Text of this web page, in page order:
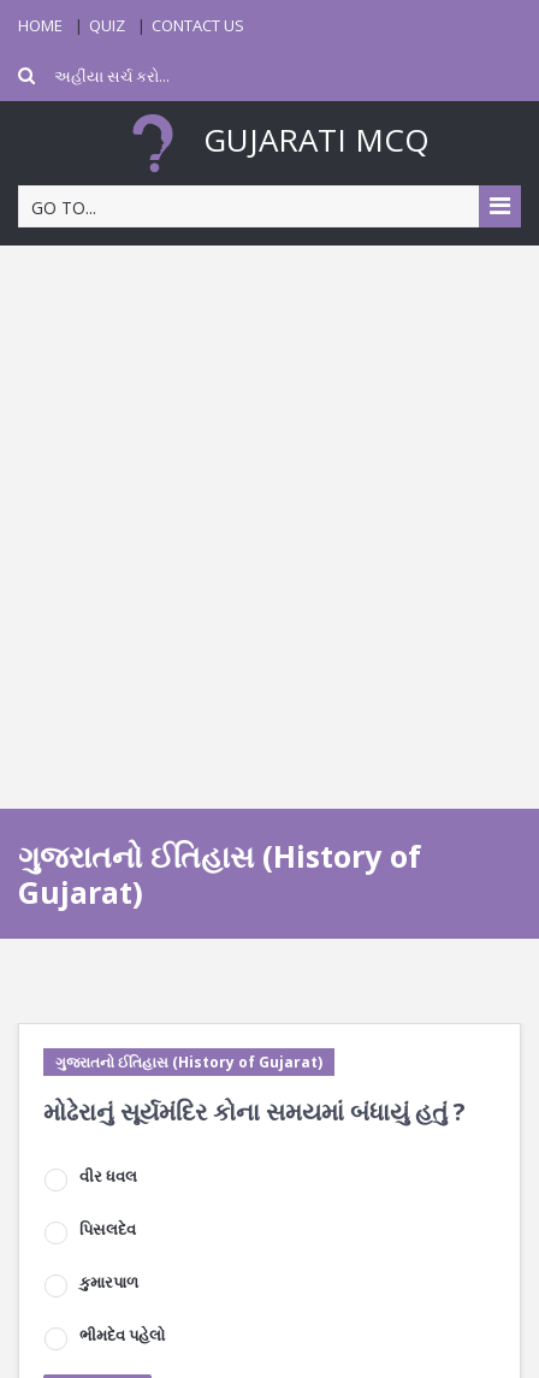
HOME QUIZ CONTACT US
GUJARATI MCQ
GO TO...
ગુજરાતનો ઈતિહાસ (History of
Gujarat)
ગુજરાતનો ઈતિહાસ (History of Gujarat)
મોઢેરાનું સૂર્યમંદિર કોના સમયમાં બંધાયું હતું ?
વીર ધવલ
પિસલદેવ
કુમારપાળ
ભીમદેવ પહેલો